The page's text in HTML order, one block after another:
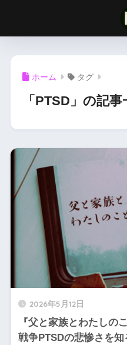
ホーム タグ
「PTSD」の記事
2026年5月12日
『父と家族とわたしの
戦争PTSDの悲惨さを知